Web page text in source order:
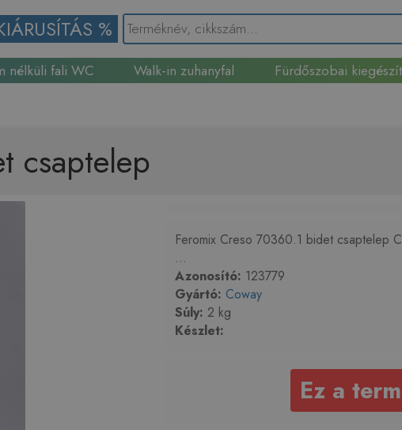
%
nélküli fali WC Walk-in zuhanyfal Fürdőszobai
csaptelep
Feromix Creso 70360.1 bidet csaptelep
...
Azonosító: 123779
Gyártó: Coway
Súly: 2 kg
Készlet:
Ez a